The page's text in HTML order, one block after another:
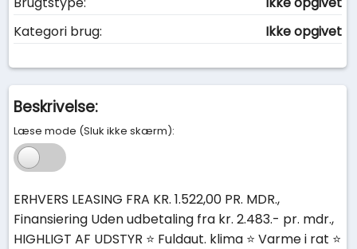
Kategori brug:
Ikke opgivet
Beskrivelse:
Læse mode (Sluk ikke skærm):
ERHVERS LEASING FRA KR. 1.522,00 PR. MDR.,
Finansiering Uden udbetaling fra kr. 2.483.- pr. mdr.,
HIGHLIGT AF UDSTYR ⭐ Fuldaut. klima ⭐ Varme i rat ⭐